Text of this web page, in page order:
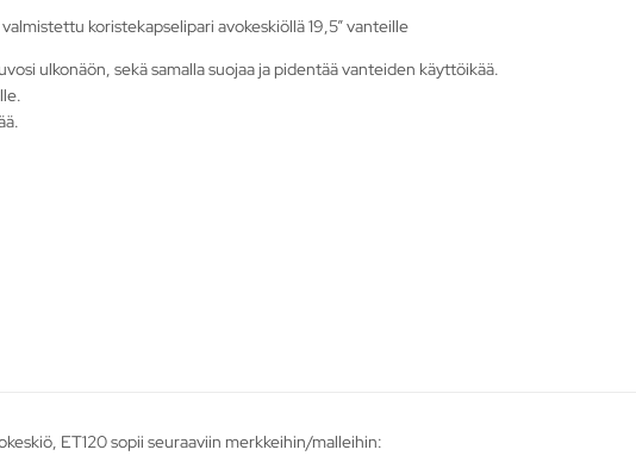
koristekapselipari avokeskiöllä 19,5” vanteille
ulkonäön, sekä samalla suojaa ja pidentää vanteiden käyttöikää.
ET120 sopii seuraaviin merkkeihin/malleihin: